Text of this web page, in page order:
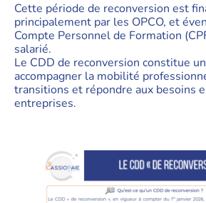
Cette période de reconversion est
principalement par les OPCO, et
Compte Personnel de Formation
salarié.
Le CDD de reconversion constitue
accompagner la mobilité
transitions et répondre aux besoins
entreprises.